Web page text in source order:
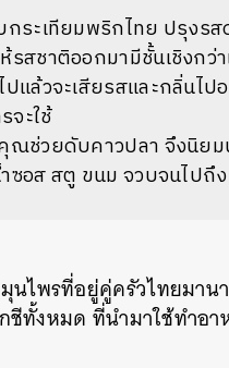
ระเทียมพริกไทย ปรุงรส
รสชาติออกมามีชั้นเชิงกว่
แล้วจะเสียรสและกลิ่นไ
จะใช้
ช่วยดับคาวปลา จึงนิยม
ซอส สตู ขนม จวบจนไปถึ
ไพรที่อยู่คู่ครัวไทยมาน
ชีทั้งหมด ที่นำมาใช้ทำอ